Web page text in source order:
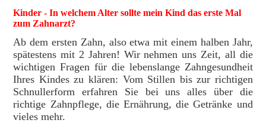
Kinder - In welchem Alter sollte mein Kind das erste Mal
zum Zahnarzt?
Ab dem ersten Zahn, also etwa mit einem halben Jahr,
spätestens mit 2 Jahren! Wir nehmen uns Zeit, all die
wichtigen Fragen für die lebenslange Zahngesundheit
Ihres Kindes zu klären: Vom Stillen bis zur richtigen
Schnullerform erfahren Sie bei uns alles über die
richtige Zahnpflege, die Ernährung, die Getränke und
vieles mehr.